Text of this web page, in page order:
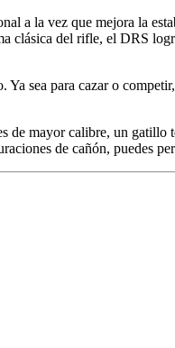
a la vez que mejora la
clásica del rifle, el DRS
sea para cazar o
mayor calibre, un
de cañón, puedes